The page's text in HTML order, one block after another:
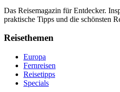
Das Reisemagazin für Entdecker.
praktische Tipps und die schönsten
Reisethemen
Europa
Fernreisen
Reisetipps
Specials